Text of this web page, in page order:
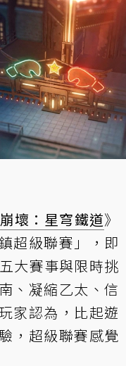
崩壞：星穹鐵道》
超級聯賽」，即
大賽事與限時挑
、凝縮乙太、信
家認為，比起遊
，超級聯賽感覺